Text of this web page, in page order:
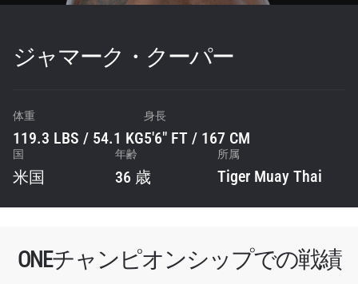
ジャマーク・クーパー
体重
119.3 LBS / 54.1 KG
身長
5'6" FT / 167 CM
国
米国
年齢
36 歳
所属
Tiger Muay Thai
ONEチャンピオンシップでの戦績